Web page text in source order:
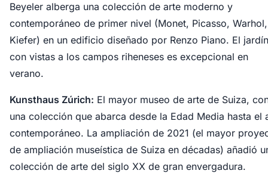
Beyeler alberga una colección de arte moderno y
contemporáneo de primer nivel (Monet, Picasso, Warhol,
Kiefer) en un edificio diseñado por Renzo Piano. El jardín
con vistas a los campos riheneses es excepcional en
verano.
Kunsthaus Zúrich: El mayor museo de arte de Suiza,
una colección que abarca desde la Edad Media hasta el
contemporáneo. La ampliación de 2021 (el mayor
de ampliación museística de Suiza en décadas) añadió
colección de arte del siglo XX de gran envergadura.